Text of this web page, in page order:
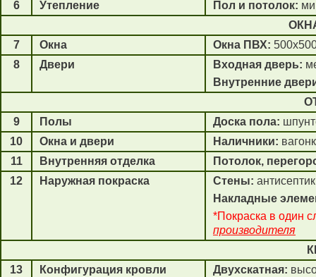
6 Утепление Пол и потолок:
7
Окна Окна ПВХ:
8
Двери Входная дверь:
Внутренние
9
Полы Доска пола:
10
Окна и двери Наличники:
11
Внутренняя отделка
Потолок,
12
Наружная покраска Стены:
Накладные
*Покраска в один
производителя
13
Конфигурация кровли Двухскатная: